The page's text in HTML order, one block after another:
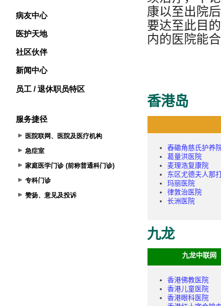
病友中心
医护天地
社区伙伴
新闻中心
员工 / 退休职员特区
服务捷径
医院联网、医院及医疗机构
急症室
家庭医学门诊 (前称普通科门诊)
专科门诊
赞扬、意见及投诉